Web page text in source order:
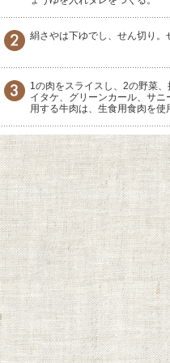
絹さやは下ゆでし、せん切り
1の肉をスライスし、2の野菜
イタケ、グリーンカール、サ
用する牛肉は、生食用食肉を